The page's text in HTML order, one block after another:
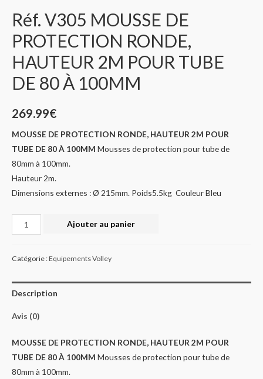
Réf. V305 MOUSSE DE
PROTECTION RONDE,
HAUTEUR 2M POUR TUBE
DE 80 À 100MM
269.99€
MOUSSE DE PROTECTION RONDE, HAUTEUR 2M POUR
TUBE DE 80 À 100MM Mousses de protection pour tube de
80mm à 100mm.
Hauteur 2m.
Dimensions externes : Ø 215mm. Poids5.5kg Couleur Bleu
Quantité Ajouter au panier
Catégorie :Equipements Volley
Description
Avis (0)
MOUSSE DE PROTECTION RONDE, HAUTEUR 2M POUR
TUBE DE 80 À 100MM Mousses de protection pour tube de
80mm à 100mm.